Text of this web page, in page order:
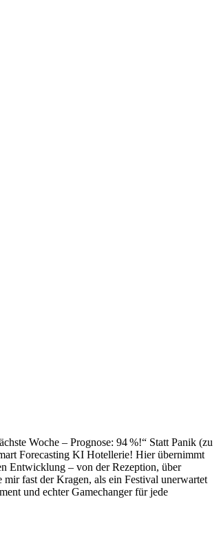
Woche – Prognose: 94 %!“ Statt Panik (zu
Forecasting KI Hotellerie! Hier übernimmt
Entwicklung – von der Rezeption, über
fast der Kragen, als ein Festival unerwartet
und echter Gamechanger für jede